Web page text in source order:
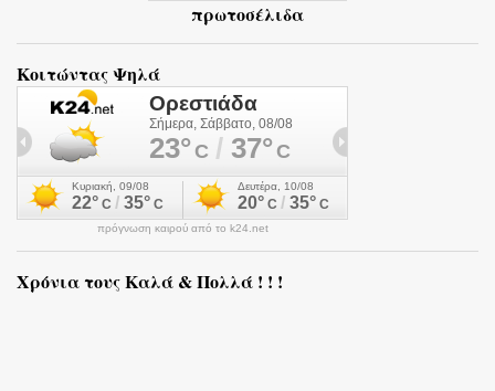
πρωτοσέλιδα
Κοιτώντας Ψηλά
πρόγνωση καιρού από το k24.net
Χρόνια τους Καλά & Πολλά ! ! !